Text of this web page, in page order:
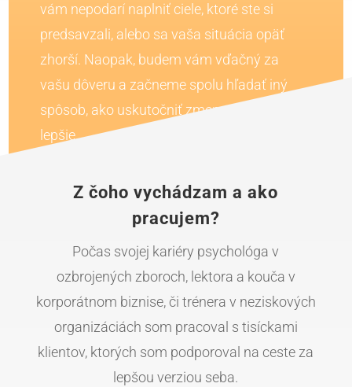
vám nepodarí naplniť ciele, ktoré ste si
predsavzali, alebo sa vaša situácia opäť
zhorší. Naopak, budem vám vďačný za
vašu dôveru a začneme spolu hľadať iný
spôsob, ako uskutočniť zmeny a cítiť sa
lepšie.
Z čoho vychádzam a ako
pracujem?
Počas svojej kariéry psychológa v
ozbrojených zboroch, lektora a kouča v
korporátnom biznise, či trénera v neziskových
organizáciách som pracoval s tisíckami
klientov, ktorých som podporoval na ceste za
lepšou verziou seba.